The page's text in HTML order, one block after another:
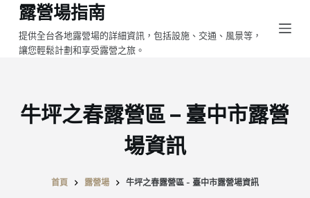
跳
至
主
容
露營場指南
提供全台各地露營場的詳細資訊，包括設施、交通、風景等，
讓您輕鬆計劃和享受露營之旅。
牛坪之春露營區 – 臺中市露營
場資訊
首頁 露營場 牛坪之春露營區 - 臺中市露營場資訊